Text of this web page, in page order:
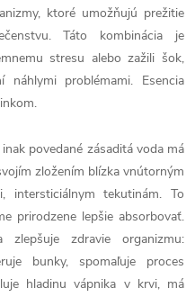
ktoré umožňujú prežitie
Táto kombinácia je
stresu alebo zažili šok,
problémami. Esencia
povedané zásaditá voda má
zložením blízka vnútorným
intersticiálnym tekutinám. To
prirodzene lepšie absorbovať.
zdravie organizmu:
bunky, spomaľuje proces
hladinu vápnika v krvi, má